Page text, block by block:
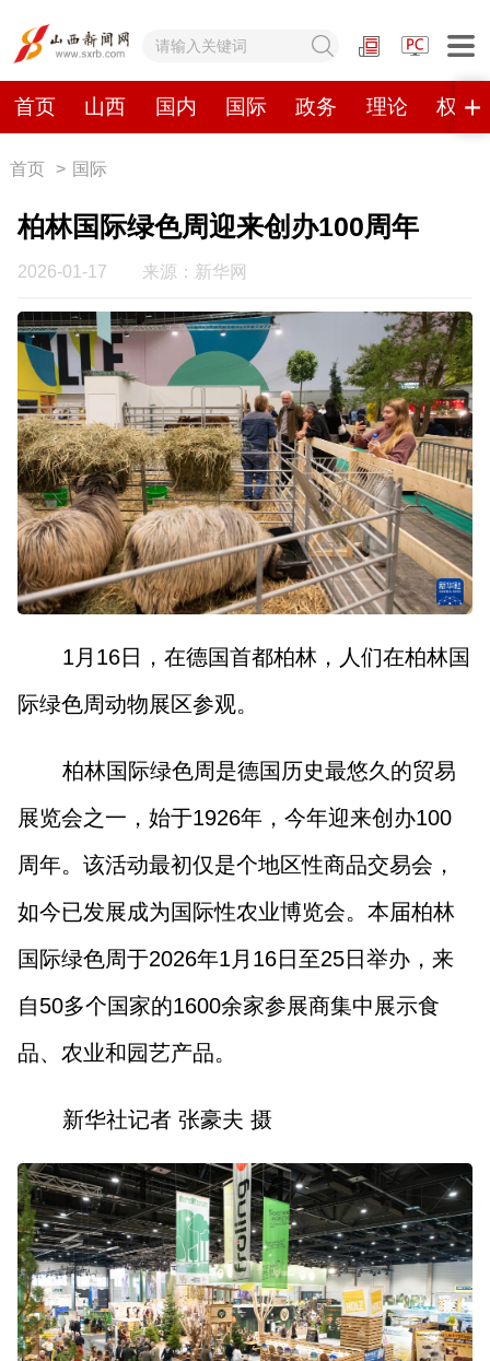
首页 山西 国内 国际 政务 理论 权威
网站地图
首页
政务 理论 权威发布 原创
数字报刊
山西日报 山西晚报 山西经济日报 山西农民报
山西市场导报 山西法治报
地方频道
大同 朔州 忻州 吕梁
晋中 阳泉
临汾 运城
行业频道
教育 法治 三农
首页 > 国际
柏林国际绿色周迎来创办100周年
2026-01-17 来源：新华网
1月16日，在德国首都柏林，人们在柏林国
际绿色周动物展区参观。
柏林国际绿色周是德国历史最悠久的贸易
展览会之一，始于1926年，今年迎来创办100
周年。该活动最初仅是个地区性商品交易会，
如今已发展成为国际性农业博览会。本届柏林
国际绿色周于2026年1月16日至25日举办，来
自50多个国家的1600余家参展商集中展示食
品、农业和园艺产品。
新华社记者 张豪夫 摄